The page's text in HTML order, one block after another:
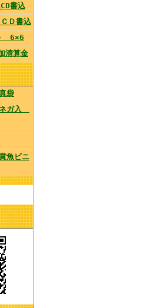
書込
Ｄ書込
6×6
清算金
袋
ガ入
魚ビニ